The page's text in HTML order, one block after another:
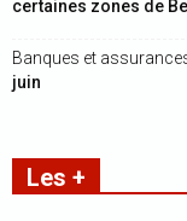
certaines zones de
Banques et
juin
Les +